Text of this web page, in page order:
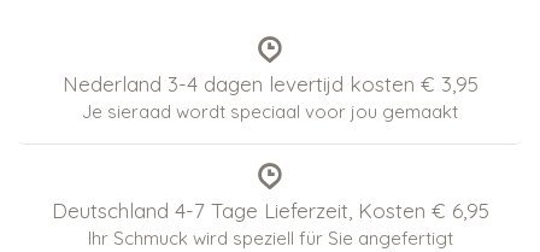
Nederland 3-4 dagen levertijd kosten € 3,95
Je sieraad wordt speciaal voor jou gemaakt
Deutschland 4-7 Tage Lieferzeit, Kosten € 6,95
Ihr Schmuck wird speziell für Sie angefertigt